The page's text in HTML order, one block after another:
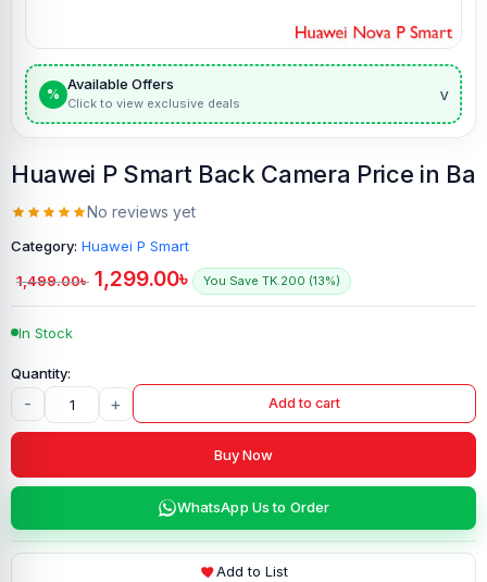
%
Available Offers
Click to view exclusive deals v
Huawei P Smart Back Camera Price in Ba
No reviews yet
Category: Huawei P Smart
1,499.00৳ 1,299.00৳ You Save TK.200 (13%)
In Stock
- + Add to cart
Buy Now
WhatsApp Us to Order
Add to List